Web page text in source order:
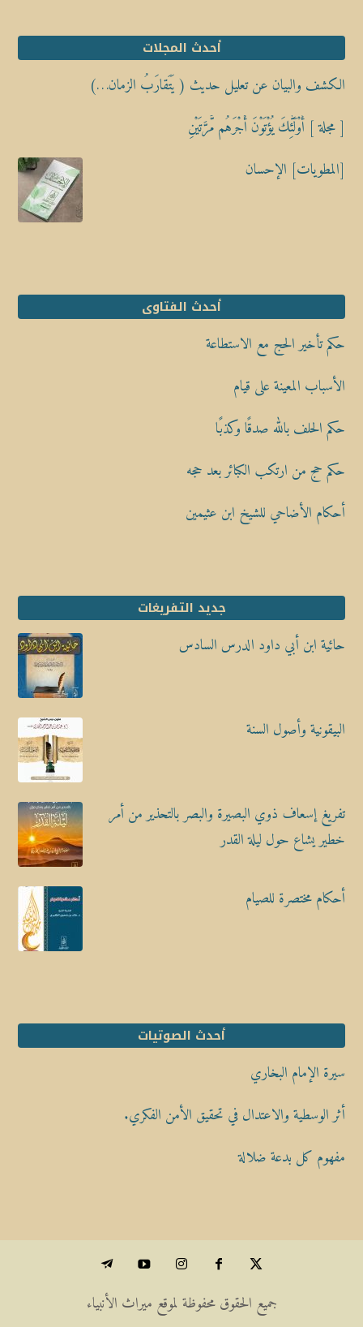
أحدث المجلات
الكشف والبيان عن تعليل حديث ( يَتَقارَبُ الزمان…)
[ مجلة ] أُوْلَٰٓئِكَ يُؤْتَوْنَ أَجْرَهُم مَّرَّتَيْنِ
[المطويات] الإحسان
أحدث الفتاوى
حكم تأخير الحج مع الاستطاعة
الأسباب المعينة على قيام
حكم الحلف بالله صدقًا وكذبًا
حكم حج من ارتكب الكبائر بعد حجه
أحكام الأضاحي للشيخ ابن عثيمين
جديد التفريغات
حائية ابن أبي داود الدرس السادس
البيقونية وأصول السنة
تفريغ إسعاف ذوي البصيرة والبصر بالتحذير من أمر
خطير يشاع حول ليلة القدر
أحكام مختصرة للصيام
أحدث الصوتيات
سيرة الإمام البخاري
أثر الوسطية والاعتدال في تحقيق الأمن الفكري.
مفهوم كل بدعة ضلالة
جميع الحقوق محفوظة لموقع ميراث الأنبياء